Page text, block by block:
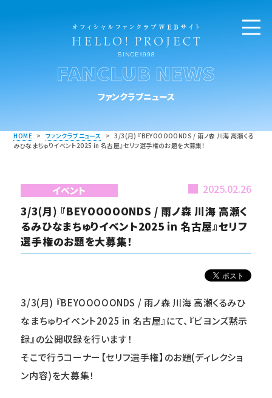
FANCLUB NEWS
ファンクラブニュース
HOME > ファンクラブニュース > 3/3(月) 『BEYOOOOONDS / 雨ノ森 川海 高瀬くる
みひなまちゅりイベント2025 in 名古屋』セリフ選手権のお題を大募集！
イベント 2025.02.26
3/3(月) 『BEYOOOOONDS / 雨ノ森 川海 高瀬く
るみひなまちゅりイベント2025 in 名古屋』セリフ
選手権のお題を大募集！
3/3(月) 『BEYOOOOONDS / 雨ノ森 川海 高瀬くるみひ
なまちゅりイベント2025 in 名古屋』にて、『ビヨンズ黙示
録』の公開収録を行います！
そこで行うコーナー【セリフ選手権】のお題(ディレクショ
ン内容)を大募集！